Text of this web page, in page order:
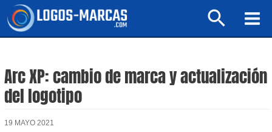
Buscar
Arc XP: cambio de marca y actualización
del logotipo
19 MAYO 2021